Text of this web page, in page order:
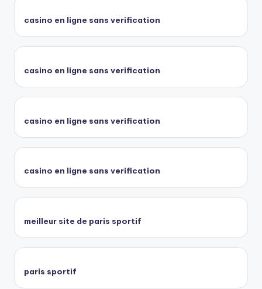
casino en ligne sans verification
casino en ligne sans verification
casino en ligne sans verification
casino en ligne sans verification
meilleur site de paris sportif
paris sportif